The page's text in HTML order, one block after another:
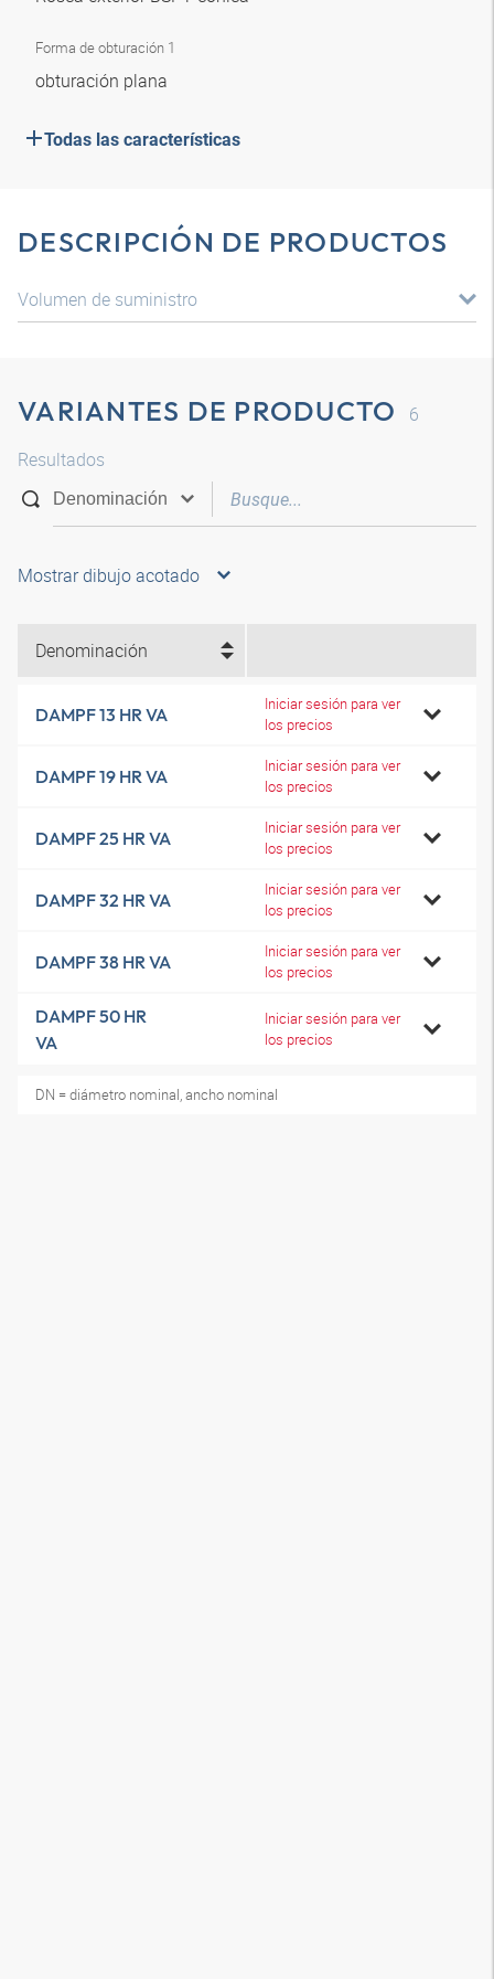
Forma de obturación 1
obturación plana
Todas las características
DESCRIPCIÓN DE PRODUCTOS
Volumen de suministro
VARIANTES DE PRODUCTO
6
Resultados
Mostrar dibujo acotado
Denominación
DAMPF 13 HR VA
Iniciar sesión para ver
los precios
DAMPF 19 HR VA
Iniciar sesión para ver
los precios
DAMPF 25 HR VA
Iniciar sesión para ver
los precios
DAMPF 32 HR VA
Iniciar sesión para ver
los precios
DAMPF 38 HR VA
Iniciar sesión para ver
los precios
DAMPF 50 HR
VA
Iniciar sesión para ver
los precios
DN = diámetro nominal, ancho nominal